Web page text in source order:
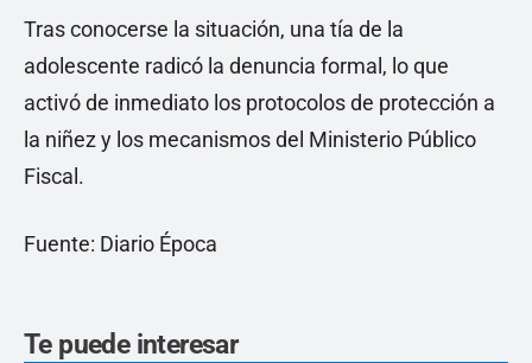
Tras conocerse la situación, una tía de la
adolescente radicó la denuncia formal, lo que
activó de inmediato los protocolos de protección a
la niñez y los mecanismos del Ministerio Público
Fiscal.
Fuente: Diario Época
Te puede interesar